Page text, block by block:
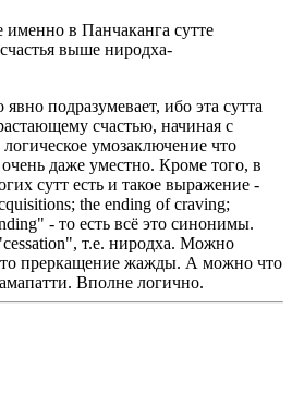
именно в Панчаканга сутте
выше ниродха-
подразумевает, ибо эта сутта
счастью, начиная с
умозаключение что
даже уместно. Кроме того, в
сутт есть и такое выражение -
the ending of craving;
- то есть всё это синонимы.
т.е. ниродха. Можно
преркащение жажды. А можно что
Вполне логично.